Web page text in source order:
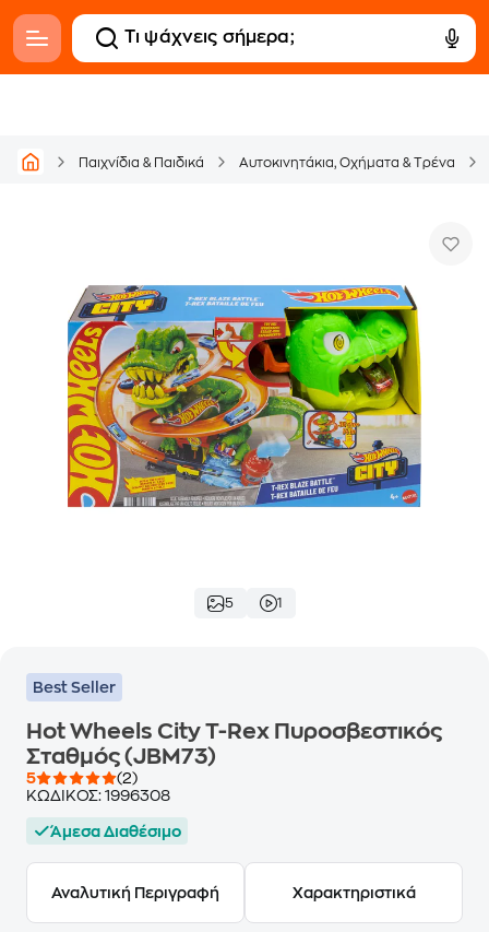
Παιχνίδια & Παιδικά Αυτοκινητάκια, Οχήματα & Tρένα
5 1
Best Seller
Hot Wheels City T-Rex Πυροσβεστικός
Σταθμός (JBM73)
5
(2)
ΚΩΔΙΚΟΣ: 1996308
Άμεσα Διαθέσιμο
Αναλυτική Περιγραφή Χαρακτηριστικά